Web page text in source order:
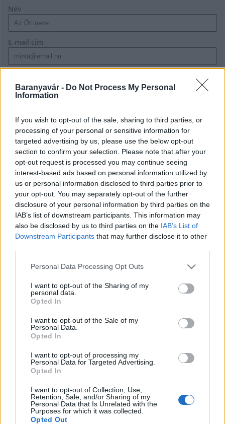
Baranyavár - Do Not Process My Personal
Information
If you wish to opt-out of the sale, sharing to third parties, or
processing of your personal or sensitive information for
targeted advertising by us, please use the below opt-out
section to confirm your selection. Please note that after your
opt-out request is processed you may continue seeing
interest-based ads based on personal information utilized by
us or personal information disclosed to third parties prior to
your opt-out. You may separately opt-out of the further
disclosure of your personal information by third parties on the
IAB’s list of downstream participants. This information may
also be disclosed by us to third parties on the IAB’s List of
Downstream Participants that may further disclose it to other
Please note that this website/app uses one or more Google
not limited to your visit or usage behaviour. You may click to
grant or deny consent to Google and its third-party tags to
use your data for below specified purposes in below Google
consent section.
Personal Data Processing Opt Outs
I want to opt-out of the Sharing of my
personal data.
Opted In
I want to opt-out of the Sale of my
Personal Data.
Opted In
I want to opt-out of processing my
Personal Data for Targeted Advertising.
Opted In
I want to opt-out of Collection, Use,
Retention, Sale, and/or Sharing of my
Personal Data that Is Unrelated with the
Purposes for which it was collected.
Opted Out
Név
E-mail cím
szabályzatot!
HÍRDETÉS
LEGFRISSEBB
Országos hírek
Megérkezett az eső a Duna vízgyűjtőjére
Helyi hírek
másodfokúra csökken a riasztás
Országos hírek
Egyetem
HÍRDETÉS